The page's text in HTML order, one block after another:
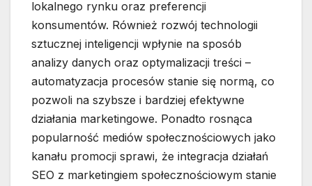
lokalnego rynku oraz preferencji
konsumentów. Również rozwój technologii
sztucznej inteligencji wpłynie na sposób
analizy danych oraz optymalizacji treści –
automatyzacja procesów stanie się normą, co
pozwoli na szybsze i bardziej efektywne
działania marketingowe. Ponadto rosnąca
popularność mediów społecznościowych jako
kanału promocji sprawi, że integracja działań
SEO z marketingiem społecznościowym stanie